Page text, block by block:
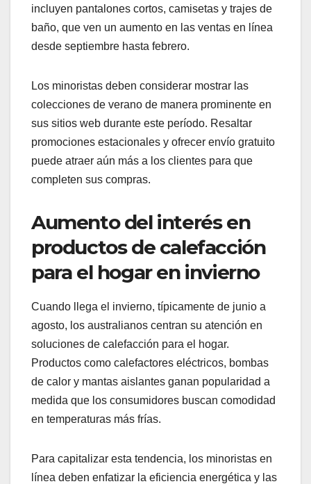
incluyen pantalones cortos, camisetas y trajes de
baño, que ven un aumento en las ventas en línea
desde septiembre hasta febrero.
Los minoristas deben considerar mostrar las
colecciones de verano de manera prominente en
sus sitios web durante este período. Resaltar
promociones estacionales y ofrecer envío gratuito
puede atraer aún más a los clientes para que
completen sus compras.
Aumento del interés en
productos de calefacción
para el hogar en invierno
Cuando llega el invierno, típicamente de junio a
agosto, los australianos centran su atención en
soluciones de calefacción para el hogar.
Productos como calefactores eléctricos, bombas
de calor y mantas aislantes ganan popularidad a
medida que los consumidores buscan comodidad
en temperaturas más frías.
Para capitalizar esta tendencia, los minoristas en
línea deben enfatizar la eficiencia energética y las